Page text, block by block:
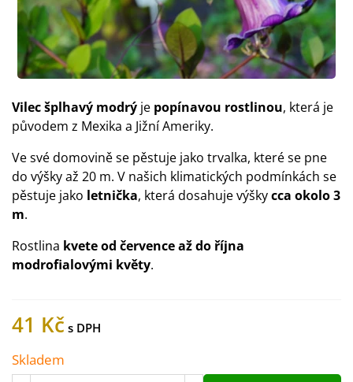
Vilec šplhavý modrý je popínavou rostlinou, která je
původem z Mexika a Jižní Ameriky.
Ve své domovině se pěstuje jako trvalka, které se pne
do výšky až 20 m. V našich klimatických podmínkách se
pěstuje jako letnička, která dosahuje výškycca okolo 3
m.
Rostlina kvete od července až do října
modrofialovými květy.
41 Kč
Skladem